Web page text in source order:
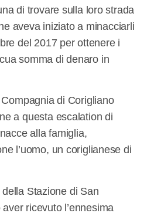
di trovare sulla loro strada
aveva iniziato a minacciarli
del 2017 per ottenere i
somma di denaro in
di Corigliano
a questa escalation di
alla famiglia,
l’uomo, un coriglianese di
Stazione di San
ricevuto l’ennesima